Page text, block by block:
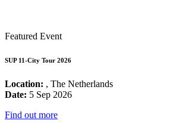
Featured Event
SUP 11-City Tour 2026
Location: , The Netherlands
Date: 5 Sep 2026
Find out more